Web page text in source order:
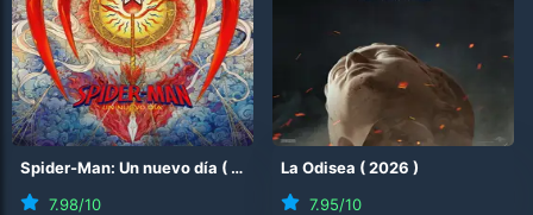
Spider-Man: Un nuevo día ( 2026
7.98/10
La Odisea (2026 )
7.95/10